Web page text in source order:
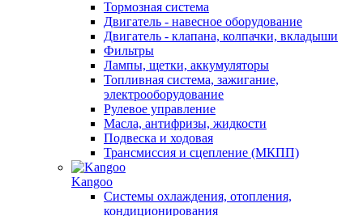
Тормозная система
Двигатель - навесное оборудование
Двигатель - клапана, колпачки, вкладыши
Фильтры
Лампы, щетки, аккумуляторы
Топливная система, зажигание,
электрооборудование
Рулевое управление
Масла, антифризы, жидкости
Подвеска и ходовая
Трансмиссия и сцепление (МКПП)
Kangoo
Системы охлаждения, отопления,
кондиционирования